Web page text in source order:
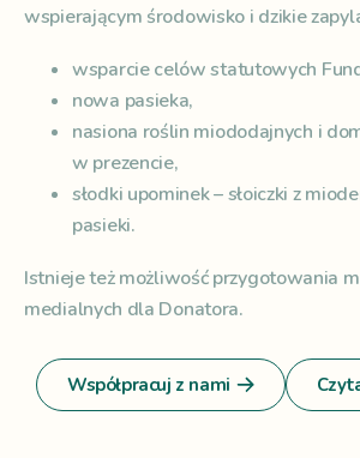
wspierającym środowisko i dzikie
wsparcie celów statutowych
nowa pasieka,
nasiona roślin miododajnych i
w prezencie,
słodki upominek – słoiczki z
pasieki.
Istnieje też możliwość przygotowania
medialnych dla Donatora.
Współpracuj z nami